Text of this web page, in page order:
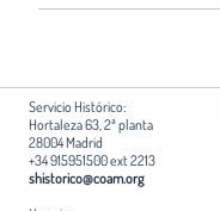
Servicio Histórico:
Hortaleza 63, 2ª planta
28004 Madrid
+34 915951500 ext 2213
shistorico@coam.org